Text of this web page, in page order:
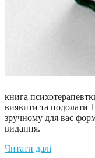
книга
виявити та подолати
зручному для вас
видання.
Читати далі